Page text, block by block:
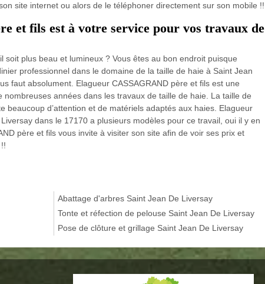
site internet ou alors de le téléphoner directement sur son mobile !!
et fils est à votre service pour vos travaux de
soit plus beau et lumineux ? Vous êtes au bon endroit puisque
professionnel dans le domaine de la taille de haie à Saint Jean
faut absolument. Elagueur CASSAGRAND père et fils est une
années dans les travaux de taille de haie. La taille de
beaucoup d’attention et de matériels adaptés aux haies. Elagueur
dans le 17170 a plusieurs modèles pour ce travail, oui il y en
père et fils vous invite à visiter son site afin de voir ses prix et
Abattage d'arbres Saint Jean De Liversay
Tonte et réfection de pelouse Saint Jean De Liversay
Pose de clôture et grillage Saint Jean De Liversay